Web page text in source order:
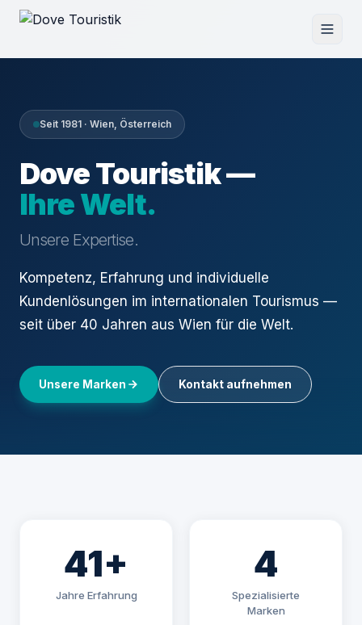
Seit 1981 · Wien, Österreich
Dove Touristik —
Ihre Welt.
Unsere Expertise.
Kompetenz, Erfahrung und individuelle
Kundenlösungen im internationalen Tourismus —
seit über 40 Jahren aus Wien für die Welt.
Unsere Marken Kontakt aufnehmen
41+
Jahre Erfahrung
4
Spezialisierte
Marken